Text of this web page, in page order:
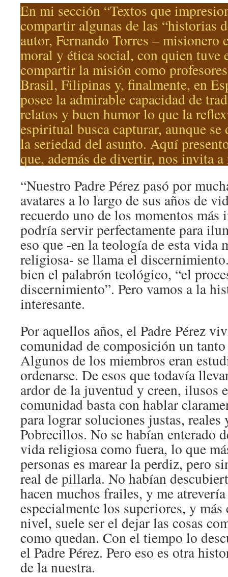
En mi sección “Textos que
compartir algunas de las “historias
autor, Fernando Torres – misionero
moral y ética social, con quien
compartir la misión como
Brasil, Filipinas y, finalmente, en
posee la admirable capacidad de
relatos y buen humor lo que la
espiritual busca capturar, aunque
la seriedad del asunto. Aquí
que, además de divertir, nos invita
“Nuestro Padre Pérez pasó por
avatares a lo largo de sus años de
recuerdo uno de los momentos más
podría servir perfectamente para
eso que -en la teología de esta vida
religiosa- se llama el
bien el palabrón teológico, “el
discernimiento”. Pero vamos a la
interesante.
Por aquellos años, el Padre Pérez
comunidad de composición un tanto
Algunos de los miembros eran
ordenarse. De esos que todavía
ardor de la juventud y creen, ilusos
comunidad basta con hablar
para lograr soluciones justas, reales
Pobrecillos. No se habían enterado
vida religiosa como fuera, lo que
personas es marear la perdiz, pero
real de pillarla. No habían
hacen muchos frailes, y me
especialmente los superiores, y
nivel, suele ser el dejar las cosas
como quedan. Con el tiempo lo
el Padre Pérez. Pero eso es otra
de la nuestra.